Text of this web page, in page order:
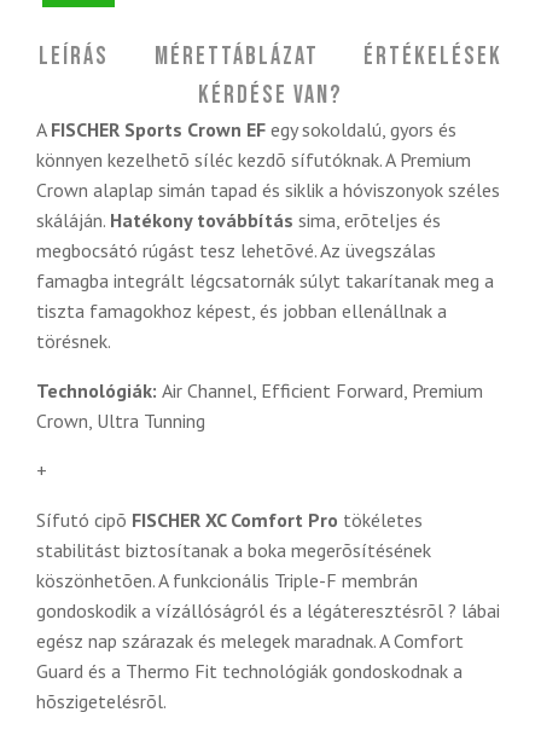
Leírás Mérettáblázat
Értékelések
Kérdése van?
A FISCHER Sports Crown EF egy sokoldalú, gyors és
könnyen kezelhetõ síléc kezdõ sífutóknak. A Premium
Crown alaplap simán tapad és siklik a hóviszonyok széles
skáláján. Hatékony továbbítás sima, erõteljes és
megbocsátó rúgást tesz lehetõvé. Az üvegszálas
famagba integrált légcsatornák súlyt takarítanak meg a
tiszta famagokhoz képest, és jobban ellenállnak a
törésnek.
Technológiák: Air Channel, Efficient Forward, Premium
Crown, Ultra Tunning
+
Sífutó cipõ FISCHER XC Comfort Pro tökéletes
stabilitást biztosítanak a boka megerõsítésének
köszönhetõen. A funkcionális Triple-F membrán
gondoskodik a vízállóságról és a légáteresztésrõl ? lábai
egész nap szárazak és melegek maradnak. A Comfort
Guard és a Thermo Fit technológiák gondoskodnak a
hõszigetelésrõl.